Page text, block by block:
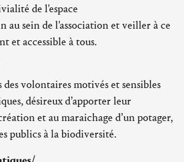
de l'espace
au sein de l'association et veiller à ce
et accessible à tous.
volontaires motivés et sensibles
désireux d’apporter leur
et au maraichage d’un potager,
publics à la biodiversité.